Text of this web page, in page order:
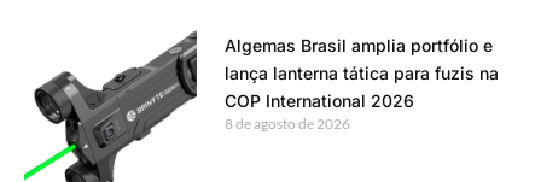
Algemas Brasil amplia portfólio e
lança lanterna tática para fuzis na
COP International 2026
8 de agosto de 2026